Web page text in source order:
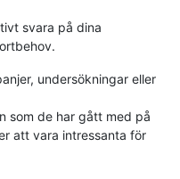
svara på dina
undersökningar eller
som de har gått med på
att vara intressanta för